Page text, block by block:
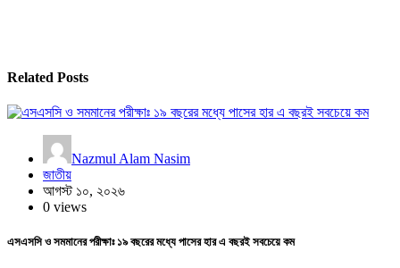
Related Posts
Nazmul Alam Nasim
জাতীয়
আগস্ট ১০, ২০২৬
0 views
এসএসসি ও সমমানের পরীক্ষাঃ ১৯ বছরের মধ্যে পাসের হার এ বছরই সবচেয়ে কম